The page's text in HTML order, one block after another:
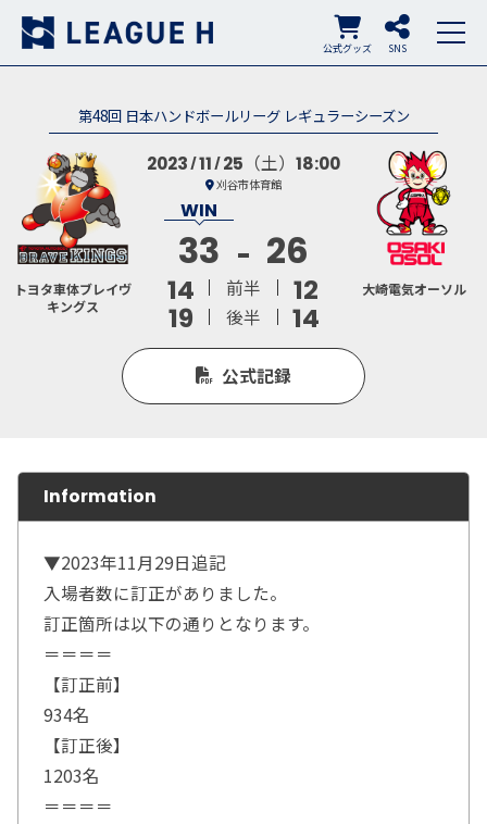
SNS
公式グッズ
第48回 日本ハンドボールリーグ レギュラーシーズン
トヨタ車体ブレイヴ
キングス
2023 11 25 （土） 18:00
刈谷市体育館
33 26
14 前半
12
19
後半 14
大崎電気オーソル
公式記録
Information
▼2023年11月29日追記
入場者数に訂正がありました。
訂正箇所は以下の通りとなります。
＝＝＝＝
【訂正前】
934名
【訂正後】
1203名
＝＝＝＝